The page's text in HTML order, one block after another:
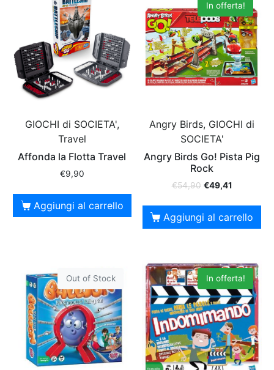
GIOCHI di SOCIETA',
Travel
Affonda la Flotta Travel
€9,90
Aggiungi al carrello
In offerta!
Angry Birds, GIOCHI di
SOCIETA'
Angry Birds Go! Pista Pig
Rock
€54,90 €49,41
Aggiungi al carrello
Out of Stock In offerta!